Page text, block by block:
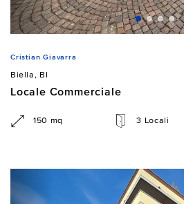
Cristian Giavarra
Biella, BI
Locale Commerciale
150 mq 3 Locali